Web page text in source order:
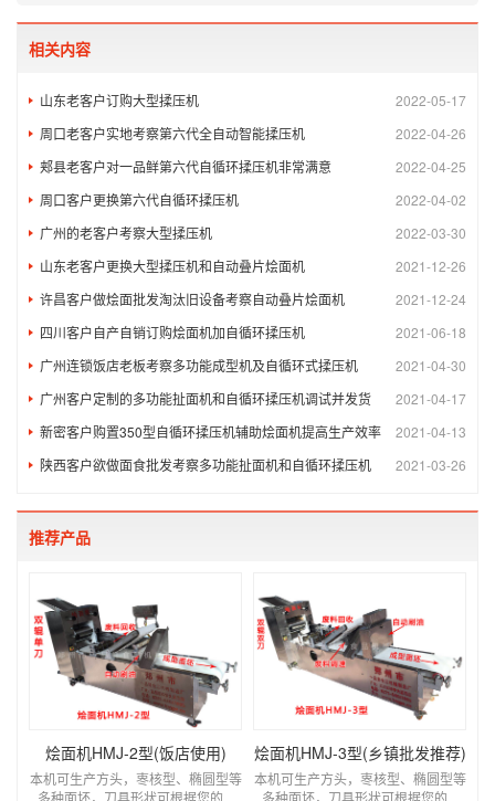
相关内容
2022-05-17
山东老客户订购大型揉压机
2022-04-26
周口老客户实地考察第六代全自动智能揉压机
2022-04-25
郏县老客户对一品鲜第六代自循环揉压机非常满意
2022-04-02
周口客户更换第六代自循环揉压机
2022-03-30
广州的老客户考察大型揉压机
2021-12-26
山东老客户更换大型揉压机和自动叠片烩面机
2021-12-24
许昌客户做烩面批发淘汰旧设备考察自动叠片烩面机
2021-06-18
四川客户自产自销订购烩面机加自循环揉压机
2021-04-30
广州连锁饭店老板考察多功能成型机及自循环式揉压机
2021-04-17
广州客户定制的多功能扯面机和自循环揉压机调试并发货
2021-04-13
新密客户购置350型自循环揉压机辅助烩面机提高生产效率
2021-03-26
陕西客户欲做面食批发考察多功能扯面机和自循环揉压机
推荐产品
烩面机HMJ-2型(饭店使用)
本机可生产方头，栆核型、椭圆型等
多种面坯，刀具形状可根据您的...
烩面机HMJ-3型(乡镇批发推荐)
本机可生产方头，栆核型、椭圆型等
多种面坯，刀具形状可根据您的...